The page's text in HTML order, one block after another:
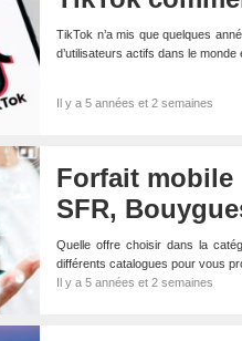
TikTok n’a mis que quelques
d’utilisateurs actifs dans le
Il y a 5 années et 2 semaines
Forfait mobile
SFR,
Quelle offre choisir dans la
différents catalogues pour vous
Il y a 5 années et 2 semaines